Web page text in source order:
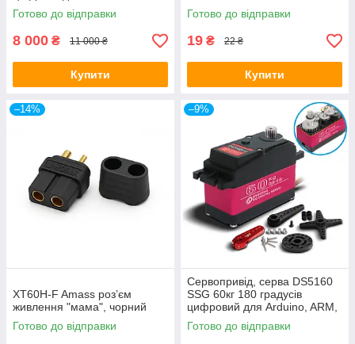
PIC
Готово до відправки
8 000 ₴ 11 000 ₴
Купити
Готово до відправки
19 ₴ 22 ₴
Купити
–14%
XT60H-F Amass розʼєм
живлення "мама", чорний
Готово до відправки
–9%
Сервопривід, серва DS5160
SSG 60кг 180 градусів
цифровий для Arduino, ARM,
PIC
Готово до відправки